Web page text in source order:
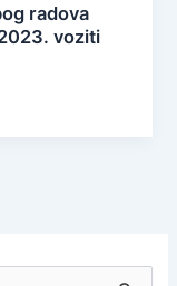
radova
voziti